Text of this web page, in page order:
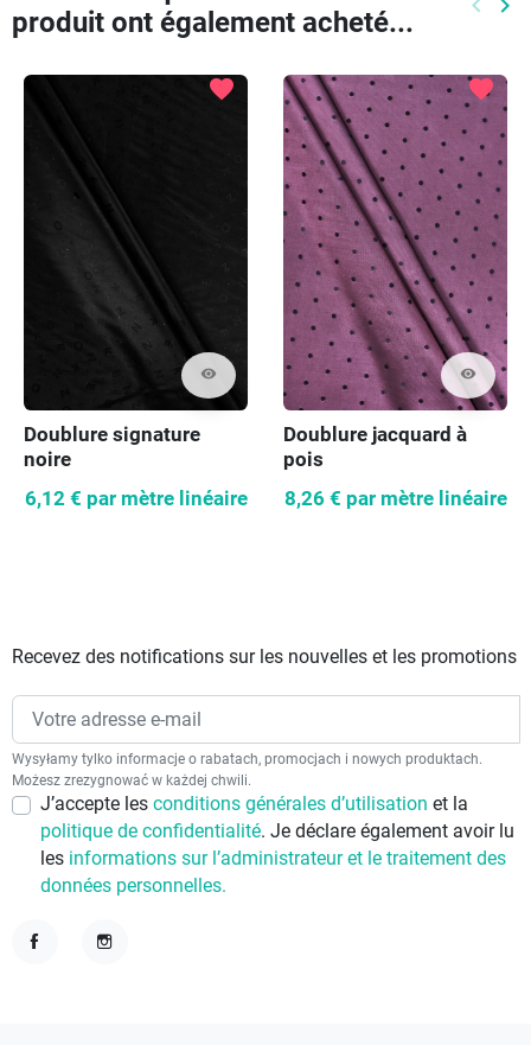
produit ont également acheté...
visibility
favorite
Doublure signature
noire
6,12 € par mètre linéaire
visibility
favorite
Doublure jacquard à
pois
8,26 € par mètre linéaire
Recevez des notifications sur les nouvelles et les promotions
Wysyłamy tylko informacje o rabatach, promocjach i nowych produktach.
Możesz zrezygnować w każdej chwili.
J’accepte les conditions générales d’utilisation et la
politique de confidentialité. Je déclare également avoir lu
les informations sur l’administrateur et le traitement des
données personnelles.